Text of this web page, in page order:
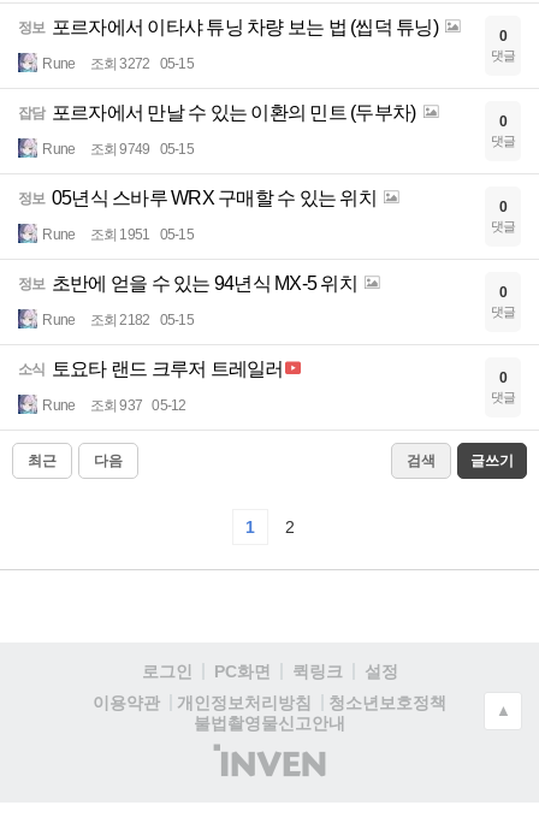
정보 포르자에서 이타샤 튜닝 차량 보는 법 (씹덕 튜닝)
Rune 조회 3272 05-15
0
댓글
잡담 포르자에서 만날 수 있는 이환의 민트 (두부차)
Rune 조회 9749 05-15
0
댓글
정보 05년식 스바루 WRX 구매할 수 있는 위치
Rune 조회 1951 05-15
0
댓글
정보 초반에 얻을 수 있는 94년식 MX-5 위치
Rune 조회 2182 05-15
0
댓글
소식 토요타 랜드 크루저 트레일러
Rune 조회 937 05-12
0
댓글
최근 다음 검색 글쓰기
1 2
로그인 PC화면 퀵링크
설정
이용약관
개인정보처리방침
청소년보호정책
불법촬영물신고안내
(주)
인
▲